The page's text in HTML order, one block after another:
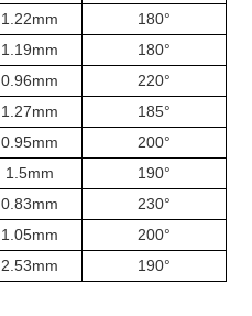
1.22mm
180°
1.19mm
180°
0.96mm
220°
1.27mm
185°
0.95mm
200°
1.5mm
190°
0.83mm
230°
1.05mm
200°
2.53mm 190°